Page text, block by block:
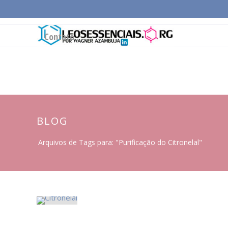
Contato
BLOG
Arquivos de Tags para: "Purificação do Citronelal"